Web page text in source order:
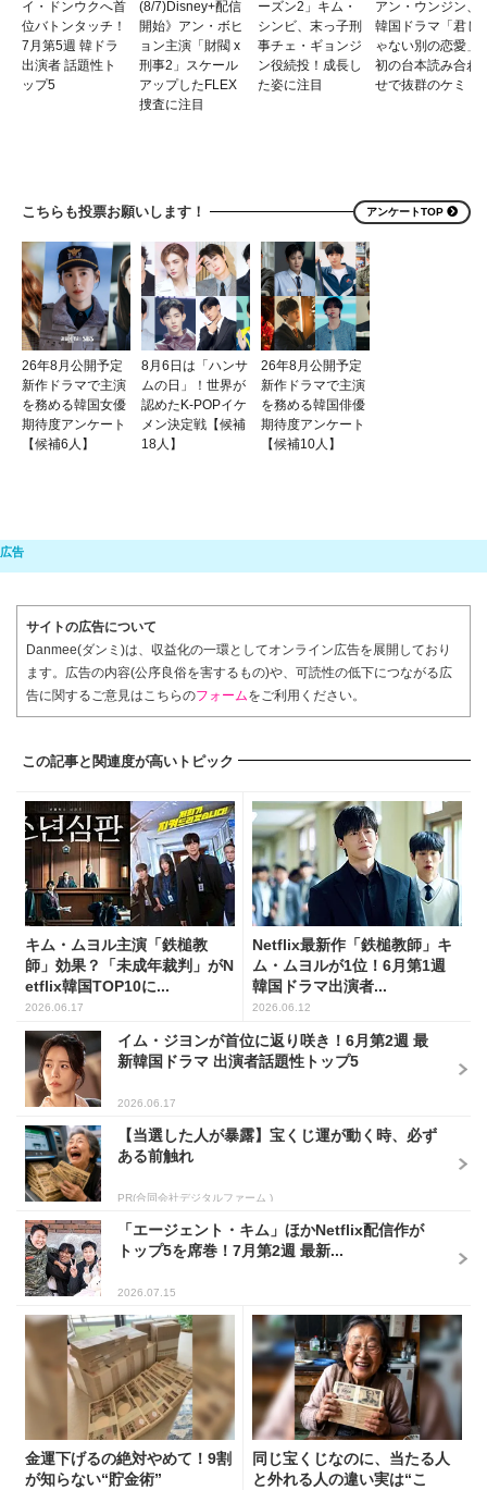
イ・ドンウクへ首
位バトンタッチ！
7月第5週 韓ドラ
出演者 話題性ト
ップ5
(8/7)Disney+配信
開始》アン・ボヒ
ョン主演「財閥 x
刑事2」スケール
アップしたFLEX
捜査に注目
ーズン2」キム・
シンビ、末っ子刑
事チェ・ギョンジ
ン役続投！成長し
た姿に注目
アン・ウンジン、
韓国ドラマ「君じ
ゃない別の恋愛」
初の台本読み合わ
せで抜群のケミ
こちらも投票お願いします！ アンケートTOP
26年8月公開予定
新作ドラマで主演
を務める韓国女優
期待度アンケート
【候補6人】
8月6日は「ハンサ
ムの日」！世界が
認めたK-POPイケ
メン決定戦【候補
18人】
26年8月公開予定
新作ドラマで主演
を務める韓国俳優
期待度アンケート
【候補10人】
サイトの広告について
Danmee(ダンミ)は、収益化の一環としてオンライン広告を展開しており
ます。広告の内容(公序良俗を害するもの)や、可読性の低下につながる広
告に関するご意見はこちらのフォームをご利用ください。
この記事と関連度が高いトピック
キム・ムヨル主演「鉄槌教
師」効果？「未成年裁判」がN
etflix韓国TOP10に...
2026.06.17
Netflix最新作「鉄槌教師」キ
ム・ムヨルが1位！6月第1週
韓国ドラマ出演者...
2026.06.12
イム・ジヨンが首位に返り咲き！6月第2週 最
新韓国ドラマ 出演者話題性トップ5
2026.06.17
【当選した人が暴露】宝くじ運が動く時、必ず
ある前触れ
PR(合同会社デジタルファーム )
「エージェント・キム」ほかNetflix配信作が
トップ5を席巻！7月第2週 最新...
2026.07.15
金運下げるの絶対やめて！9割
が知らない“貯金術”
同じ宝くじなのに、当たる人
と外れる人の違い実は“こ